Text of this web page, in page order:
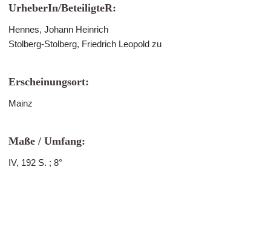
UrheberIn/BeteiligteR:
Hennes, Johann Heinrich
Stolberg-Stolberg, Friedrich Leopold zu
Erscheinungsort:
Mainz
Maße / Umfang:
IV, 192 S. ; 8°